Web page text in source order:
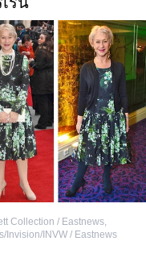
Collection / Eastnews,
Invision/INVW / Eastnews